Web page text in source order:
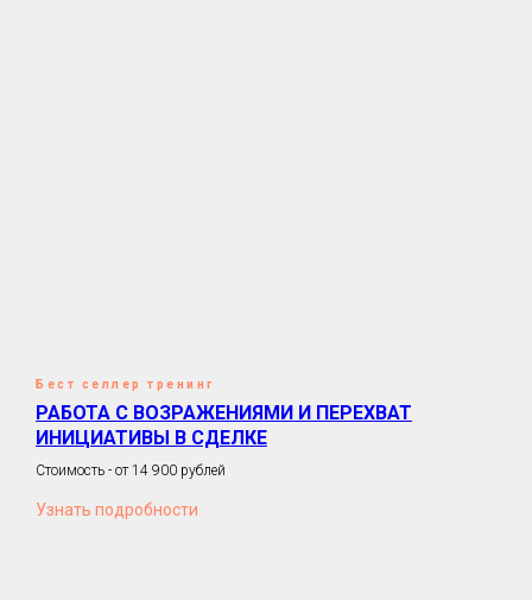
Бест селлер тренинг
РАБОТА С ВОЗРАЖЕНИЯМИ И ПЕРЕХВАТ
ИНИЦИАТИВЫ В СДЕЛКЕ
Стоимость - от 14 900 рублей
Узнать подробности